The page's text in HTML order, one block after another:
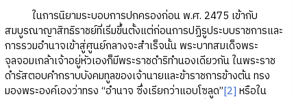
ในการนิยามระบอบการปกครองก่อน พ.ศ. 2475 เข้ากับ
สมบูรณาญาสิทธิราชย์ที่เริ่มขึ้นตั้งแต่ก่อนการปฏิรูประบบราชการและ
การรวมอำนาจเข้าสู่ศูนย์กลางจะสำเร็จนั้น พระบาทสมเด็จพระ
จุลจอมเกล้าเจ้าอยู่หัวเองก็มีพระราชดำริทำนองเดียวกัน ในพระราช
ดำรัสตอบคำกราบบังคมทูลของเจ้านายและข้าราชการข้างต้น ทรง
มองพระองค์เองว่าทรง “อำนาจ ซึ่งเรียกว่าแอบโซลูด”[2] หรือใน